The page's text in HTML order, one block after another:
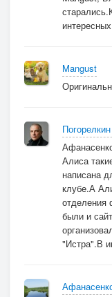
Mangust
Алиса
написана
клубе.А
отделения
были и
"Истра".В